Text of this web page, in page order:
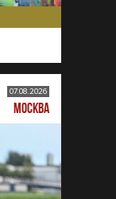
07.08.2026
МОСКВА